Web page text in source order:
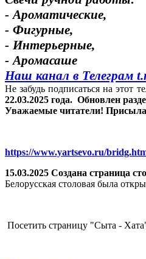
- Ароматические,
- Фигурные,
- Интерьерные,
- Аромасаше
Наш канал в Телеграм
Не забудь подписаться на этот
22.03.2025 года. Обновлен
Уважаемые читатели!
https://www.yartsevo.ru/
15.03.2025 Создана страница
Белорусская столовая была
Посетить страницу "Сыта -